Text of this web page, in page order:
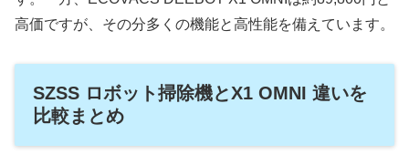
高価ですが、その分多くの機能と高性能を備えています。
SZSS ロボット掃除機とX1 OMNI 違いを
比較まとめ